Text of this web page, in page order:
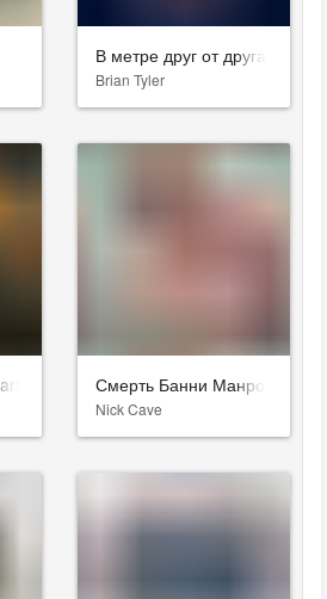
В метре друг от друга
Brian Tyler
of ChornobylСмерть Банни Манро
Nick Cave